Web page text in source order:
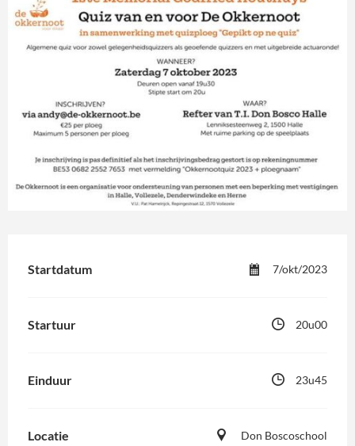
Startdatum 7/okt/2023
Startuur 20u00
Einduur 23u45
Locatie Don Boscoschool